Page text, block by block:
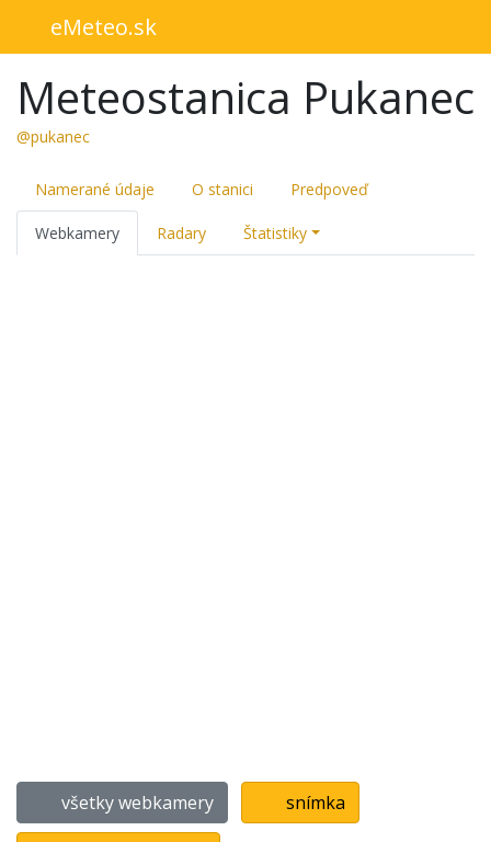
eMeteo.sk
Meteostanica Pukanec
@pukanec
Namerané údaje O stanici Predpoveď
Webkamery Radary Štatistiky
všetky webkamery snímka